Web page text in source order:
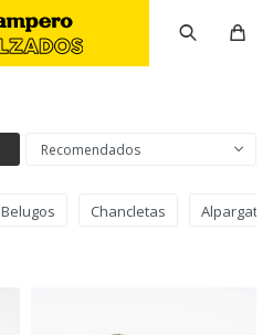
Recomendados
Belugos Chancletas Alpargatas